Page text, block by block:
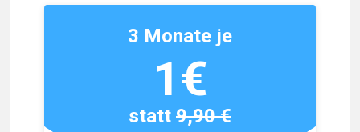
3 Monate je
1€
statt9,90 €